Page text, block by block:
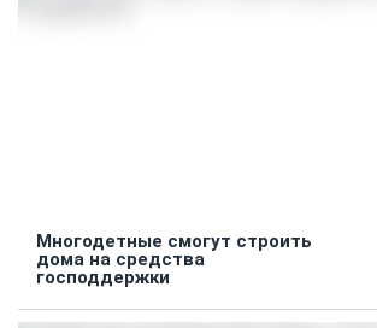
Многодетные смогут строить
дома на средства
господдержки